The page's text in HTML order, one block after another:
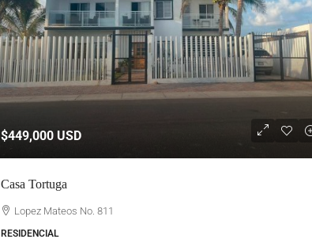
$449,000 USD
Casa Tortuga
Lopez Mateos No. 811
RESIDENCIAL